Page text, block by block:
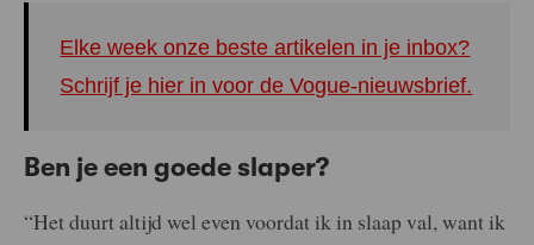
Elke week onze beste artikelen in je inbox?
Schrijf je hier in voor de Vogue-nieuwsbrief.
Ben je een goede slaper?
“Het duurt altijd wel even voordat ik in slaap val, want ik